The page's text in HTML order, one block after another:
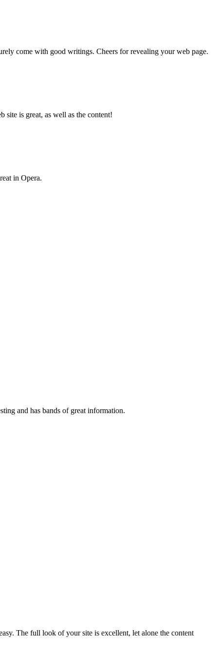
come with good writings. Cheers for revealing your web page.
is great, as well as the content!
in Opera.
and has bands of great information.
The full look of your site is excellent, let alone the content